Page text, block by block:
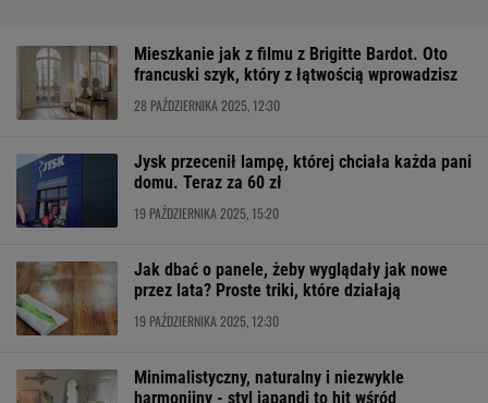
Mieszkanie jak z filmu z Brigitte Bardot. Oto
francuski szyk, który z łątwością wprowadzisz
28 PAŹDZIERNIKA 2025, 12:30
Jysk przecenił lampę, której chciała każda pani
domu. Teraz za 60 zł
19 PAŹDZIERNIKA 2025, 15:20
Jak dbać o panele, żeby wyglądały jak nowe
przez lata? Proste triki, które działają
19 PAŹDZIERNIKA 2025, 12:30
Minimalistyczny, naturalny i niezwykle
harmonijny - styl japandi to hit wśród